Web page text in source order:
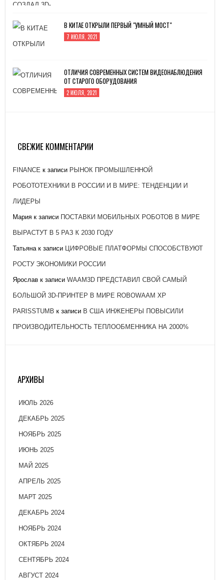
В КИТАЕ ОТКРЫЛИ ПЕРВЫЙ "УМНЫЙ МОСТ"
7 ИЮЛЯ, 2021
ОТЛИЧИЯ СОВРЕМЕННЫХ СИСТЕМ ВИДЕОНАБЛЮДЕНИЯ
ОТ СТАРОГО ОБОРУДОВАНИЯ
2 ИЮЛЯ, 2021
26 ЯНВАРЯ, 2021
СВЕЖИЕ КОММЕНТАРИИ
FINANCE к записи РЫНОК ПРОМЫШЛЕННОЙ
РОБОТОТЕХНИКИ В РОССИИ И В МИРЕ: ТЕНДЕНЦИИ И
ЛИДЕРЫ
Мария к записи ПОСТАВКИ МОБИЛЬНЫХ РОБОТОВ В МИРЕ
ВЫРАСТУТ В 5 РАЗ К 2030 ГОДУ
Татьянак записи ЦИФРОВЫЕ ПЛАТФОРМЫ СПОСОБСТВУЮТ
РОСТУ ЭКОНОМИКИ РОССИИ
Ярослав к записи WAAM3D ПРЕДСТАВИЛ СВОЙ САМЫЙ
БОЛЬШОЙ 3D-ПРИНТЕР В МИРЕ ROBOWAAM XP
PARISSTUMB к записи В США ИНЖЕНЕРЫ ПОВЫСИЛИ
ПРОИЗВОДИТЕЛЬНОСТЬ ТЕПЛООБМЕННИКА НА 2000%
АРХИВЫ
ИЮЛЬ 2026
ДЕКАБРЬ 2025
НОЯБРЬ 2025
ИЮНЬ 2025
МАЙ 2025
АПРЕЛЬ 2025
МАРТ 2025
ДЕКАБРЬ 2024
НОЯБРЬ 2024
ОКТЯБРЬ 2024
СЕНТЯБРЬ 2024
АВГУСТ 2024